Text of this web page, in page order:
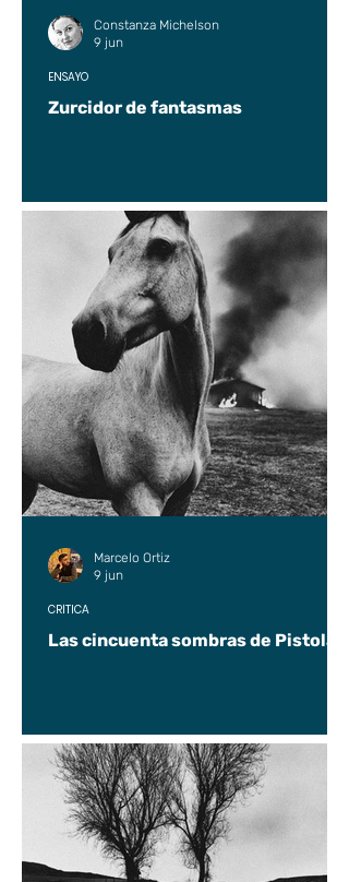
Zurcidor de fantasmas
ENSAYO
Constanza Michelson
9 jun
Las cincuenta sombras de Pistolas
CRÍTICA
Marcelo Ortiz
9 jun